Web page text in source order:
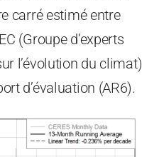
carré estimé entre
(Groupe d’experts
l’évolution du climat)
d’évaluation (AR6).